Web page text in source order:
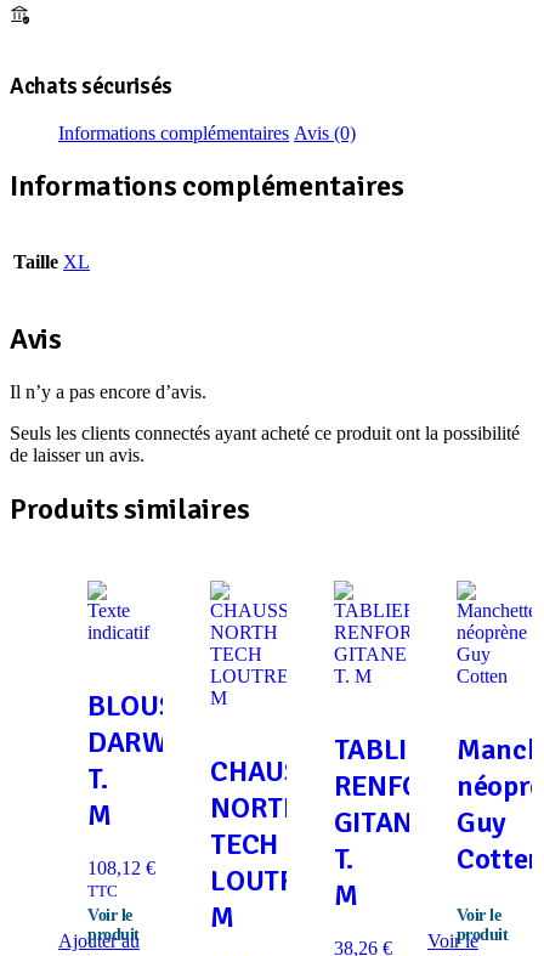
Achats sécurisés
Informations complémentaires Avis (0)
Informations complémentaires
Taille XL
Avis
Il n’y a pas encore d’avis.
Seuls les clients connectés ayant acheté ce produit ont la possibilité
de laisser un avis.
Produits similaires
BLOUSON
DARWIN
T.
M
108,12 €
TTC
Ajouter au
CHAUSSON
NORTH
TECH
LOUTRE
M
TABLIER
RENFORT
GITANE
T.
M
38,26 €
Guy
Cotten
Voir le